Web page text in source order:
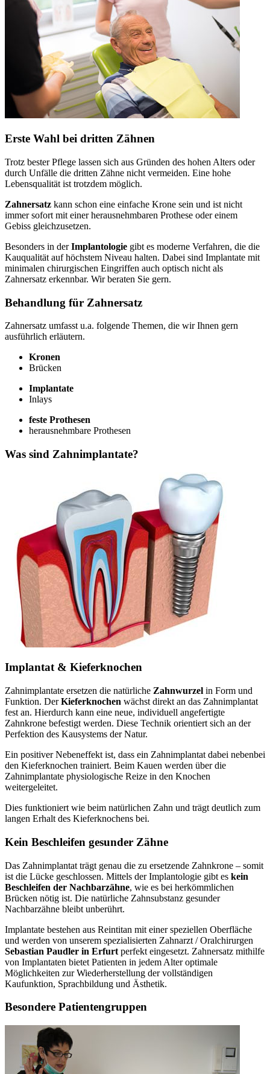
Erste Wahl bei dritten Zähnen
Trotz bester Pflege lassen sich aus Gründen des hohen Alters oder
durch Unfälle die dritten Zähne nicht vermeiden. Eine hohe
Lebensqualität ist trotzdem möglich.
Zahnersatz kann schon eine einfache Krone sein und ist nicht
immer sofort mit einer herausnehmbaren Prothese oder einem
Gebiss gleichzusetzen.
Besonders in derImplantologie gibt es moderne Verfahren, die die
Kauqualität auf höchstem Niveau halten. Dabei sind Implantate mit
minimalen chirurgischen Eingriffen auch optisch nicht als
Zahnersatz erkennbar. Wir beraten Sie gern.
Behandlung für Zahnersatz
Zahnersatz umfasst u.a. folgende Themen, die wir Ihnen gern
ausführlich erläutern.
Kronen
Brücken
Implantate
Inlays
feste Prothesen
herausnehmbare Prothesen
Was sind Zahnimplantate?
Implantat & Kieferknochen
Zahnimplantate ersetzen die natürliche Zahnwurzel in Form und
Funktion. DerKieferknochen wächst direkt an das Zahnimplantat
fest an. Hierdurch kann eine neue, individuell angefertigte
Zahnkrone befestigt werden. Diese Technik orientiert sich an der
Perfektion des Kausystems der Natur.
Ein positiver Nebeneffekt ist, dass ein Zahnimplantat dabei nebenbei
den Kieferknochen trainiert. Beim Kauen werden über die
Zahnimplantate physiologische Reize in den Knochen
weitergeleitet.
Dies funktioniert wie beim natürlichen Zahn und trägt deutlich zum
langen Erhalt des Kieferknochens bei.
Kein Beschleifen gesunder Zähne
Das Zahnimplantat trägt genau die zu ersetzende Zahnkrone – somit
ist die Lücke geschlossen. Mittels der Implantologie gibt es kein
Beschleifen der Nachbarzähne, wie es bei herkömmlichen
Brücken nötig ist. Die natürliche Zahnsubstanz gesunder
Nachbarzähne bleibt unberührt.
Implantate bestehen aus Reintitan mit einer speziellen Oberfläche
und werden von unserem spezialisierten Zahnarzt / Oralchirurgen
Sebastian Paudler in Erfurt perfekt eingesetzt. Zahnersatz mithilfe
von Implantaten bietet Patienten in jedem Alter optimale
Möglichkeiten zur Wiederherstellung der vollständigen
Kaufunktion, Sprachbildung und Ästhetik.
Besondere Patientengruppen